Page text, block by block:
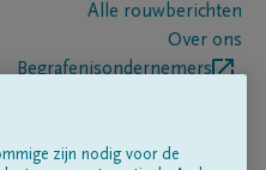
Alle rouwberichten
Over ons
Begrafenisondernemers
zijn nodig voor de